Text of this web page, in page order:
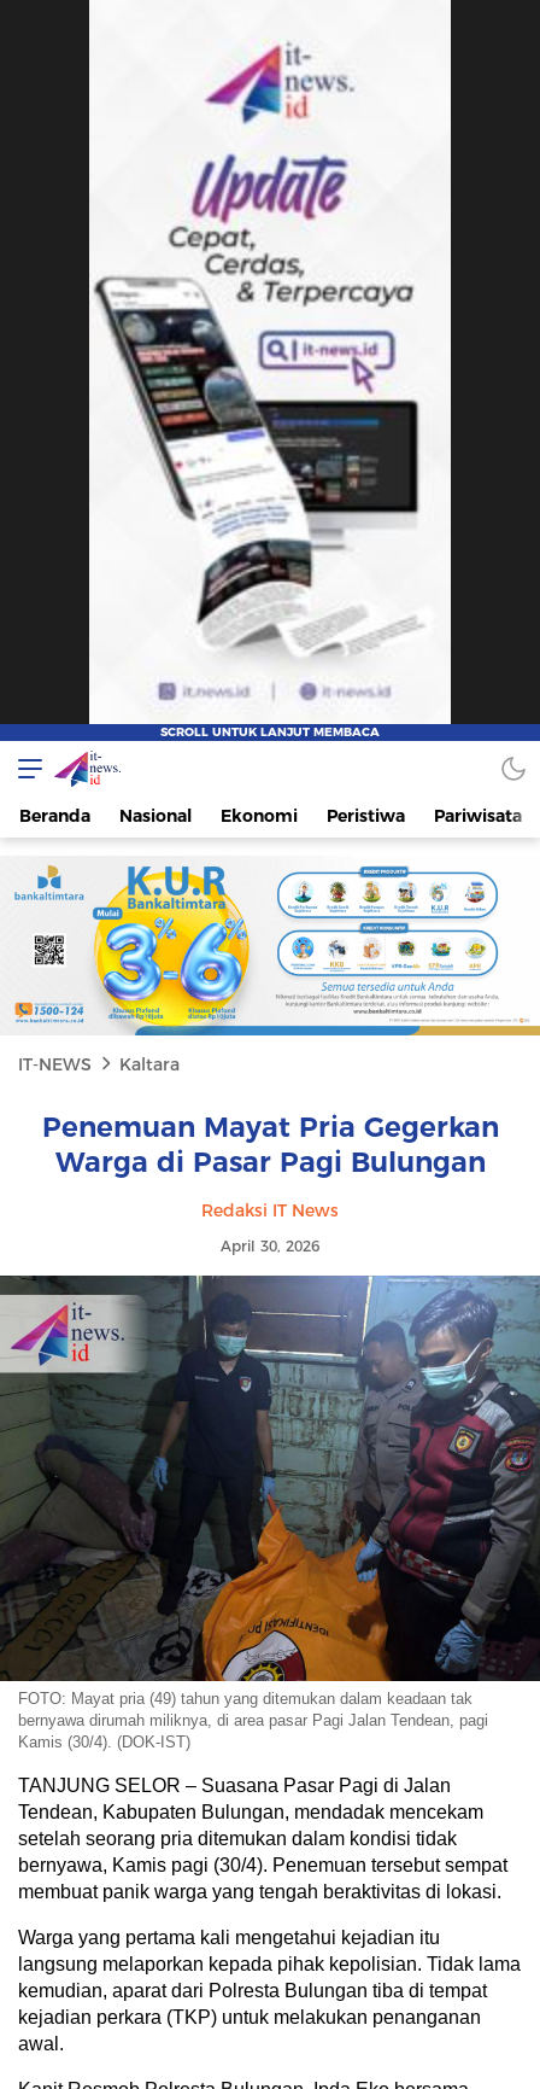
IT-NEWS
Update Cepat, Cerdas, dan Terpercaya
Beranda Nasional Ekonomi Peristiwa Pariwisata
IT-NEWS Kaltara
Penemuan Mayat Pria Gegerkan
Warga di Pasar Pagi Bulungan
Redaksi IT News
April 30, 2026
FOTO: Mayat pria (49) tahun yang ditemukan dalam keadaan tak
bernyawa dirumah miliknya, di area pasar Pagi Jalan Tendean, pagi
Kamis (30/4). (DOK-IST)
TANJUNG SELOR – Suasana Pasar Pagi di Jalan
Tendean, Kabupaten Bulungan, mendadak mencekam
setelah seorang pria ditemukan dalam kondisi tidak
bernyawa, Kamis pagi (30/4). Penemuan tersebut sempat
membuat panik warga yang tengah beraktivitas di lokasi.
Warga yang pertama kali mengetahui kejadian itu
langsung melaporkan kepada pihak kepolisian. Tidak lama
kemudian, aparat dari Polresta Bulungan tiba di tempat
kejadian perkara (TKP) untuk melakukan penanganan
awal.